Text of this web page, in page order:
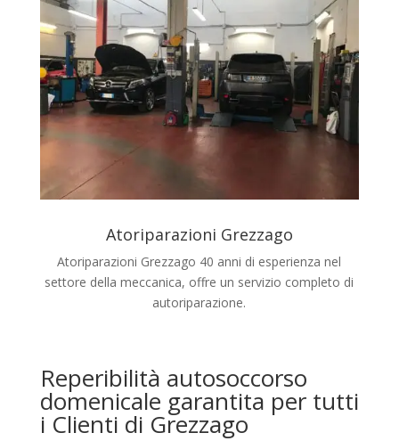
Atoriparazioni Grezzago
Atoriparazioni Grezzago 40 anni di esperienza nel
settore della meccanica, offre un servizio completo di
autoriparazione.
Reperibilità autosoccorso
domenicale garantita per tutti
i Clienti di Grezzago